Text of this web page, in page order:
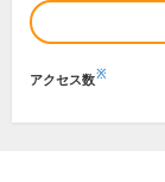
アクセス数※